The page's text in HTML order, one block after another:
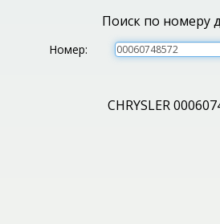
Поиск по номеру
Номер:
CHRYSLER